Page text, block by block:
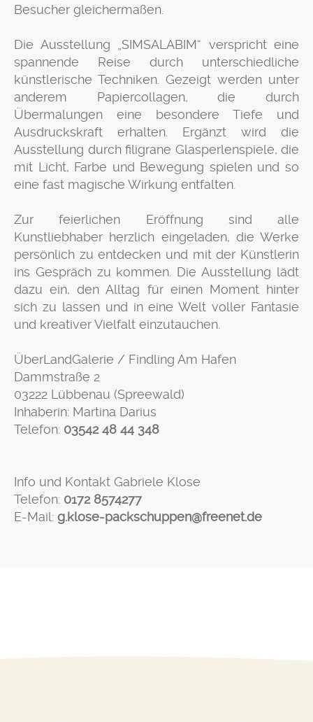
Besucher gleichermaßen.
Die Ausstellung „SIMSALABIM“ verspricht eine
spannende Reise durch unterschiedliche
künstlerische Techniken. Gezeigt werden unter
anderem Papiercollagen, die durch
Übermalungen eine besondere Tiefe und
Ausdruckskraft erhalten. Ergänzt wird die
Ausstellung durch filigrane Glasperlenspiele, die
mit Licht, Farbe und Bewegung spielen und so
eine fast magische Wirkung entfalten.
Zur feierlichen Eröffnung sind alle
Kunstliebhaber herzlich eingeladen, die Werke
persönlich zu entdecken und mit der Künstlerin
ins Gespräch zu kommen. Die Ausstellung lädt
dazu ein, den Alltag für einen Moment hinter
sich zu lassen und in eine Welt voller Fantasie
und kreativer Vielfalt einzutauchen.
ÜberLandGalerie / Findling Am Hafen
Dammstraße 2
03222 Lübbenau (Spreewald)
Inhaberin: Martina Darius
Telefon: 03542 48 44 348
Info und Kontakt Gabriele Klose
Telefon: 0172 8574277
E-Mail: g.klose-packschuppen@freenet.de